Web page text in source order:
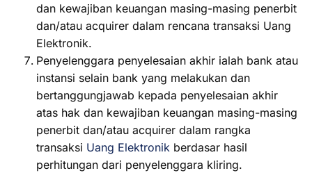
dan kewajiban keuangan masing-masing penerbit
dan/atau acquirer dalam rencana transaksi Uang
Elektronik.
Penyelenggara penyelesaian akhir ialah bank atau
instansi selain bank yang melakukan dan
bertanggungjawab kepada penyelesaian akhir
atas hak dan kewajiban keuangan masing-masing
penerbit dan/atau acquirer dalam rangka
transaksi Uang Elektronik berdasar hasil
perhitungan dari penyelenggara kliring.